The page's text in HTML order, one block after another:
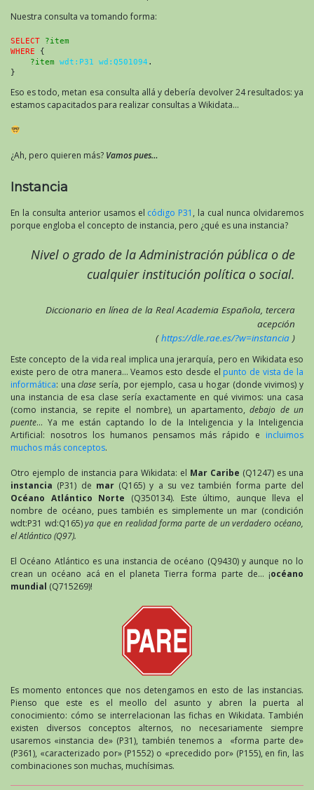
Nuestra consulta va tomando forma:
SELECT
?item
WHERE {
?item
wdt:P31 wd:Q501094 .
}
Eso es todo, metan esa consulta allá y debería devolver 24 resultados: ya
estamos capacitados para realizar consultas a Wikidata…
¿Ah, pero quieren más? Vamos pues…
Instancia
En la consulta anterior usamos el código P31 , la cual nunca olvidaremos
porque engloba el concepto de instancia, pero ¿qué es una instancia?
Nivel o grado de la Administración pública o de
cualquier institución política o social.
Diccionario en línea de la Real Academia Española, tercera
acepción
(https://dle.rae.es/?w=instancia )
Este concepto de la vida real implica una jerarquía, pero en Wikidata eso
existe pero de otra manera… Veamos esto desde el punto de vista de la
informática: unaclase sería, por ejemplo, casa u hogar (donde vivimos) y
una instancia de esa clase sería exactamente en qué vivimos: una casa
(como instancia, se repite el nombre), un apartamento,debajo de un
puente… Ya me están captando lo de la Inteligencia y la Inteligencia
Artificial: nosotros los humanos pensamos más rápido e incluimos
muchos más conceptos.
Otro ejemplo de instancia para Wikidata: el Mar Caribe (Q1247) es una
instancia (P31) de mar(Q165) y a su vez también forma parte del
Océano Atlántico Norte (Q350134). Este último, aunque lleva el
nombre de océano, pues también es simplemente un mar (condición
wdt:P31 wd:Q165)ya que en realidad forma parte de un verdadero océano,
el Atlántico(Q97).
El Océano Atlántico es una instancia de océano (Q9430) y aunque no lo
crean un océano acá en el planeta Tierra forma parte de… ¡océano
mundial (Q715269)!
Es momento entonces que nos detengamos en esto de las instancias.
Pienso que este es el meollo del asunto y abren la puerta al
conocimiento: cómo se interrelacionan las fichas en Wikidata. También
existen diversos conceptos alternos, no necesariamente siempre
usaremos «instancia de» (P31), también tenemos a «forma parte de»
(P361), «caracterizado por» (P1552) o «precedido por» (P155), en fin, las
combinaciones son muchas, muchísimas.